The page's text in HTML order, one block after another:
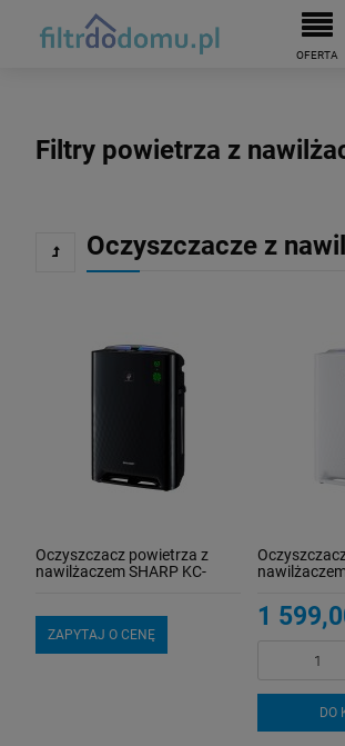
Filtry powietrza z
Oczyszczacze z
Oczyszczacz powietrza z
nawilżaczem SHARP KC-
ZAPYTAJ O CENĘ
1
DO